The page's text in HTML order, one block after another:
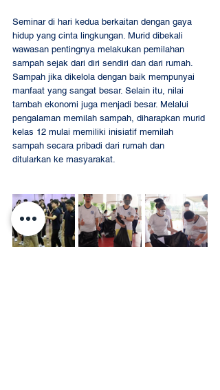
Seminar di hari kedua berkaitan dengan gaya
hidup yang cinta lingkungan. Murid dibekali
wawasan pentingnya melakukan pemilahan
sampah sejak dari diri sendiri dan dari rumah.
Sampah jika dikelola dengan baik mempunyai
manfaat yang sangat besar. Selain itu, nilai
tambah ekonomi juga menjadi besar. Melalui
pengalaman memilah sampah, diharapkan murid
kelas 12 mulai memiliki inisiatif memilah
sampah secara pribadi dari rumah dan
ditularkan ke masyarakat.